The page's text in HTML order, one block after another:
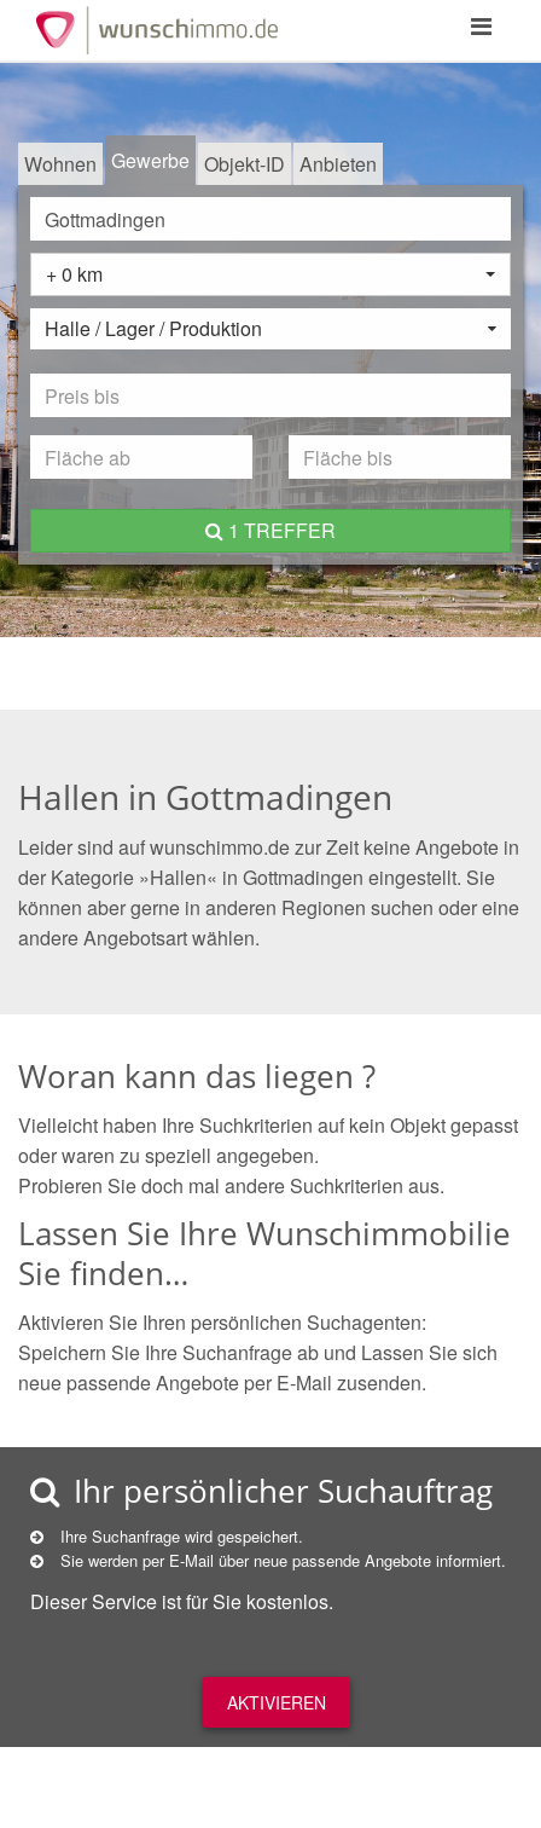
Toggle
Wohnen Gewerbe Objekt-ID Anbieten
+ 0 km
Halle / Lager / Produktion
1 TREFFER
Hallen in Gottmadingen
Leider sind auf wunschimmo.de zur Zeit keine Angebote in
der Kategorie »Hallen« in Gottmadingen eingestellt. Sie
können aber gerne in anderen Regionen suchen oder eine
andere Angebotsart wählen.
Woran kann das liegen ?
Vielleicht haben Ihre Suchkriterien auf kein Objekt gepasst
oder waren zu speziell angegeben.
Probieren Sie doch mal andere Suchkriterien aus.
Lassen Sie Ihre Wunschimmobilie
Sie finden…
Aktivieren Sie Ihren persönlichen Suchagenten:
Speichern Sie Ihre Suchanfrage ab und Lassen Sie sich
neue passende Angebote per E-Mail zusenden.
Ihr persönlicher Suchauftrag
Ihre Suchanfrage wird gespeichert.
Sie werden per E-Mail über neue passende Angebote informiert.
Dieser Service ist für Sie kostenlos.
AKTIVIEREN